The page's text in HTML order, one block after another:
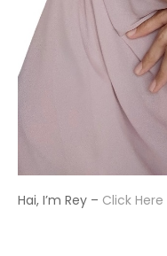
Hai, I’m Rey – Click Here